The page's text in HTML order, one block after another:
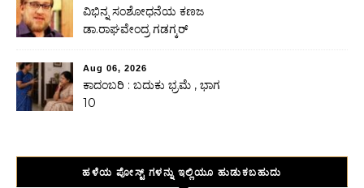
ವಿಭಿನ್ನ ಸಂಶೋಧನೆಯ ಕಣಜ
ಡಾ.ರಾಘವೇಂದ್ರ ಗಡಗ್ಕರ್
Aug 06, 2026
ಕಾದಂಬರಿ : ಬದುಕು ಭ್ರಮೆ , ಭಾಗ
10
ಹಳೆಯ ಪೋಸ್ಟ್ ಗಳನ್ನು ಇಲ್ಲಿಯೂ ಹುಡುಕಬಹುದು